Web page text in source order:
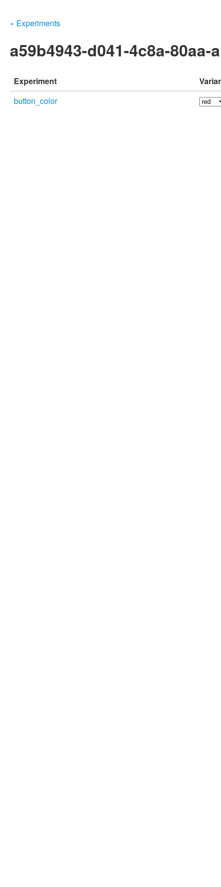
« Experiments
a59b4943-d041-4c8a-80aa-
Experiment
button_color